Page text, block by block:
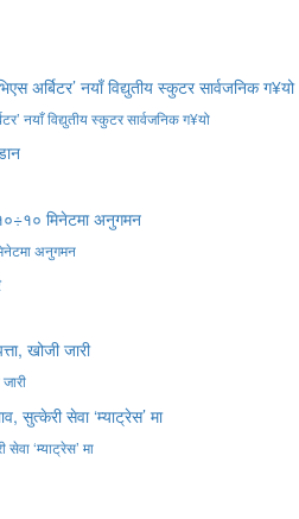
नयाँ विद्युतीय स्कुटर सार्वजनिक ग¥यो
अनुगमन
‘म्याट्रेस’ मा